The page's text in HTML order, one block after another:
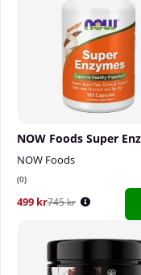
NOW Foods
0
499 kr745 kr